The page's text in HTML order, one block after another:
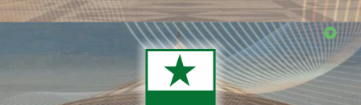
Skip